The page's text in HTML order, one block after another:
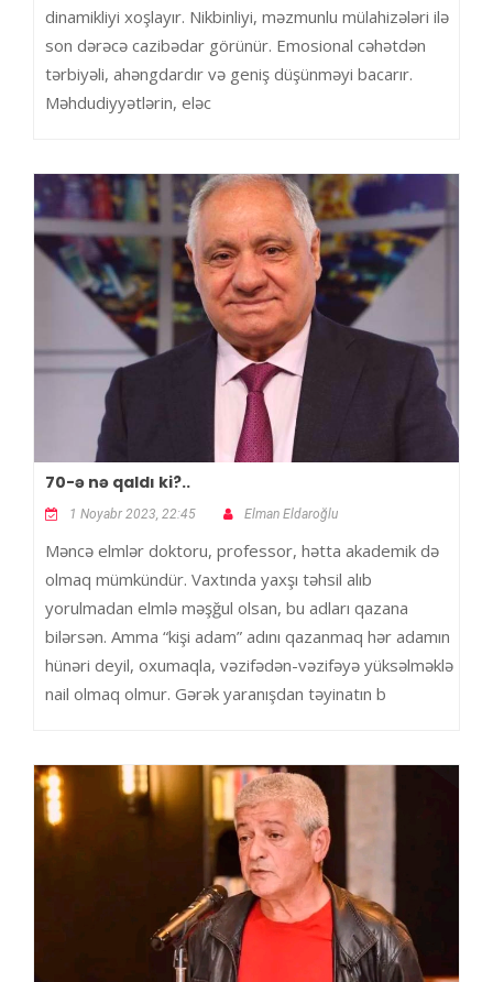
dinamikliyi xoşlayır. Nikbinliyi, məzmunlu mülahizələri ilə
son dərəcə cazibədar görünür. Emosional cəhətdən
tərbiyəli, ahəngdardır və geniş düşünməyi bacarır.
Məhdudiyyətlərin, eləc
70-ə nə qaldı ki?..
1 Noyabr 2023, 22:45 Elman Eldaroğlu
Məncə elmlər doktoru, professor, hətta akademik də
olmaq mümkündür. Vaxtında yaxşı təhsil alıb
yorulmadan elmlə məşğul olsan, bu adları qazana
bilərsən. Amma “kişi adam” adını qazanmaq hər adamın
hünəri deyil, oxumaqla, vəzifədən-vəzifəyə yüksəlməklə
nail olmaq olmur. Gərək yaranışdan təyinatın b